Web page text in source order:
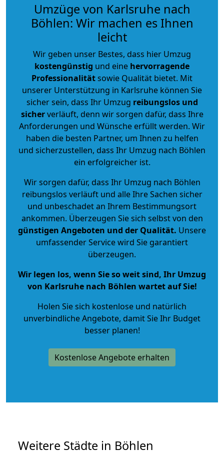
Umzüge von Karlsruhe nach
Böhlen: Wir machen es Ihnen
leicht
Wir geben unser Bestes, dass hier Umzug
kostengünstig und eine hervorragende
Professionalitätsowie Qualität bietet. Mit
unserer Unterstützung in Karlsruhe können Sie
sicher sein, dass Ihr Umzug reibungslos und
sicherverläuft, denn wir sorgen dafür, dass Ihre
Anforderungen und Wünsche erfüllt werden. Wir
haben die besten Partner, um Ihnen zu helfen
und sicherzustellen, dass Ihr Umzug nach Böhlen
ein erfolgreicher ist.
Wir sorgen dafür, dass Ihr Umzug nach Böhlen
reibungslos verläuft und alle Ihre Sachen sicher
und unbeschadet an Ihrem Bestimmungsort
ankommen. Überzeugen Sie sich selbst von den
günstigen Angeboten und der Qualität. Unsere
umfassender Service wird Sie garantiert
überzeugen.
Wir legen los, wenn Sie so weit sind, Ihr Umzug
von Karlsruhe nach Böhlen wartet auf Sie!
Holen Sie sich kostenlose und natürlich
unverbindliche Angebote, damit Sie Ihr Budget
besser planen!
Kostenlose Angebote erhalten
Weitere Städte in Böhlen